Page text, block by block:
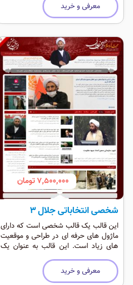
معرفی و خرید
7,500,000 تومان
شخصی انتخاباتی جلال 3
این قالب یک قالب شخصی است که دارای
ماژول های حرفه ای در طراحی و موقعیت
های زیاد است. این قالب به عنوان یک
قالب انتخاباتی و شخصی حرفه ای است که
رنگی شاد دارد.معرفی و خرید